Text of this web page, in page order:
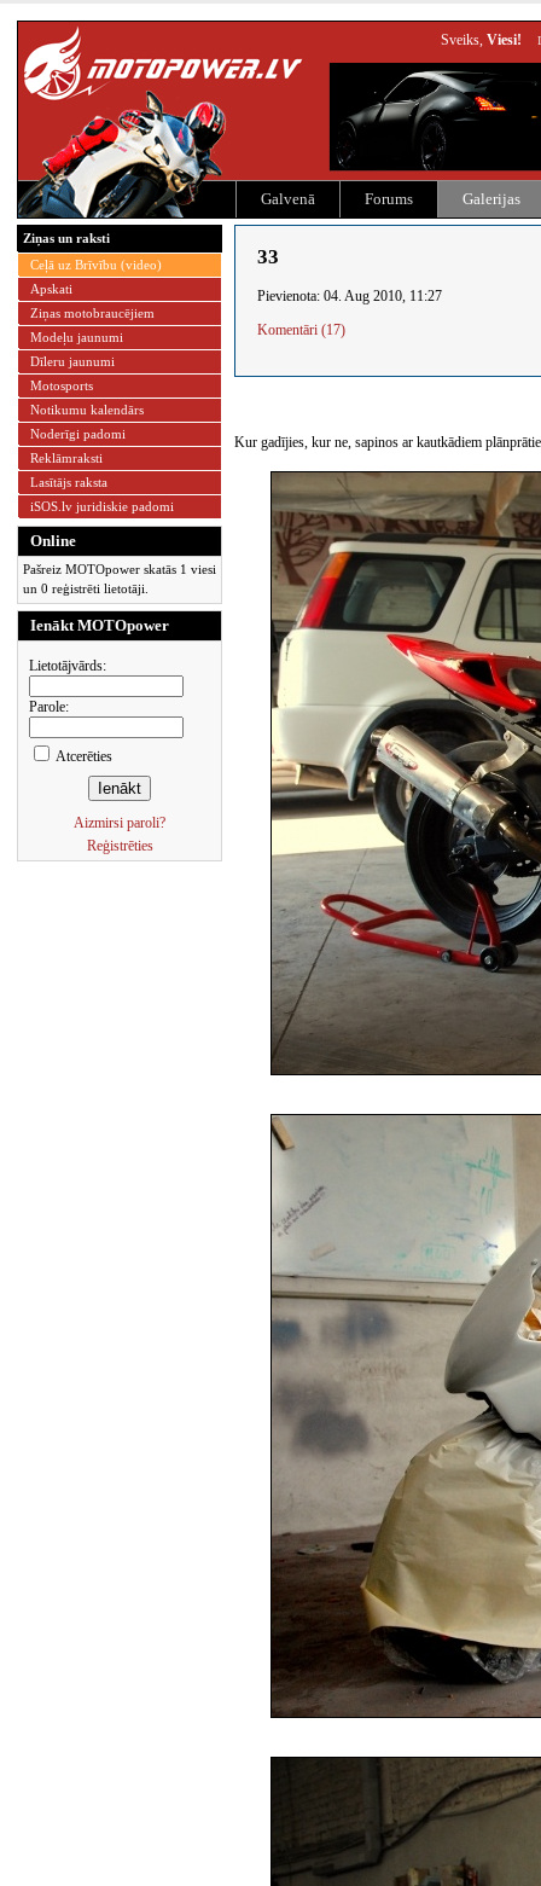
Sveiks, Viesi!
Galvenā Forums Galerijas
Ziņas un raksti
Ceļā uz Brīvību (video)
Apskati
Ziņas motobraucējiem
Modeļu jaunumi
Dīleru jaunumi
Motosports
Notikumu kalendārs
Noderīgi padomi
Reklāmraksti
Lasītājs raksta
iSOS.lv juridiskie padomi
Online
Pašreiz MOTOpower skatās 1 viesi
un 0 reģistrēti lietotāji.
Ienākt MOTOpower
Lietotājvārds:
Parole:
Atcerēties
Aizmirsi paroli?
Reģistrēties
33
Pievienota: 04. Aug 2010, 11:27
Komentāri (17)
Kur gadījies, kur ne, sapinos ar kautkādiem